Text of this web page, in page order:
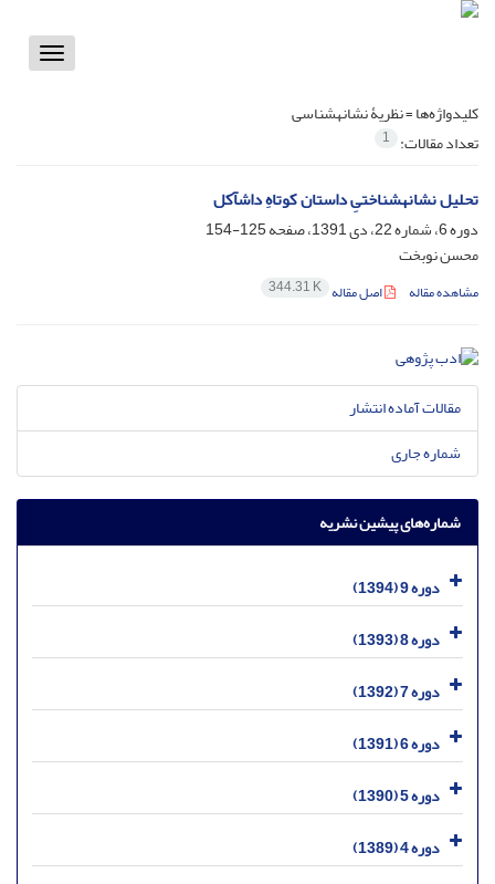
Toggle
کلیدواژه‌ها =نظریۀ نشانه‏شناسی
تعداد مقالات: 1
تحلیل نشانه‏شناختیِ داستان کوتاهِ داش‏آکل
دوره 6، شماره 22، دی 1391، صفحه
125-154
محسن نوبخت
مشاهده مقاله اصل مقاله 344.31 K
مقالات آماده انتشار
شماره جاری
شماره‌های پیشین نشریه
دوره 9 (1394)
دوره 8 (1393)
دوره 7 (1392)
دوره 6 (1391)
دوره 5 (1390)
دوره 4 (1389)